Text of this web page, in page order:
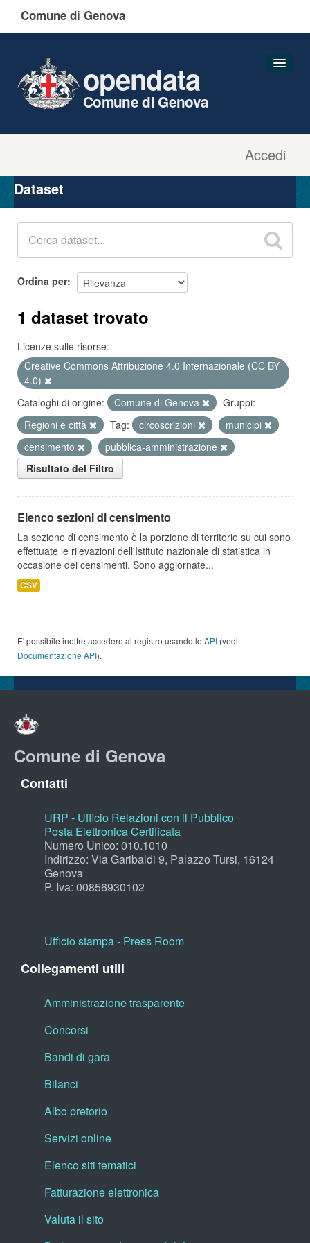
Comune di Genova
Accedi
opendata
Comune di Genova
Organizzazioni
Gruppi
Dataset
Ordina per
1 dataset trovato
Licenze sulle risorse:
Creative Commons Attribuzione 4.0 Internazionale (CC BY
4.0)
Cataloghi di origine:
Comune di Genova
Gruppi:
Regioni e città
Tag: circoscrizioni
municipi
censimento
pubblica-amministrazione
Risultato del Filtro
Elenco sezioni di censimento
La sezione di censimento è la porzione di territorio su cui sono
effettuate le rilevazioni dell'Istituto nazionale di statistica in
occasione dei censimenti. Sono aggiornate...
CSV
E' possibile inoltre accedere al registro usando le API (vedi
Documentazione API).
Comune di Genova
Contatti
URP - Ufficio Relazioni con il Pubblico
Posta Elettronica Certificata
Numero Unico: 010.1010
Indirizzo: Via Garibaldi 9, Palazzo Tursi, 16124
Genova
P. Iva: 00856930102
Ufficio stampa - Press Room
Collegamenti utili
Amministrazione trasparente
Concorsi
Bandi di gara
Bilanci
Albo pretorio
Servizi online
Elenco siti tematici
Fatturazione elettronica
Valuta il sito